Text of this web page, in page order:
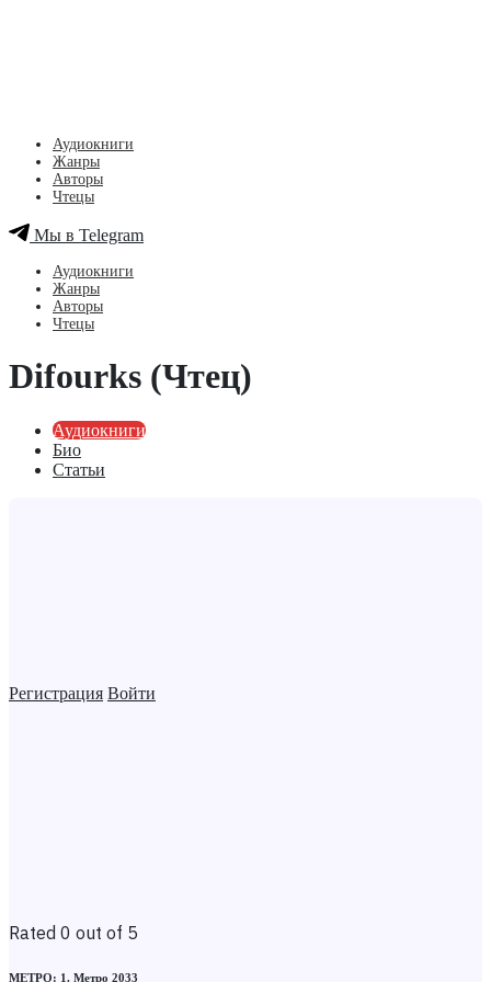
Регистрация Войти
Аудиокниги
Жанры
Авторы
Чтецы
Мы в Telegram
Аудиокниги
Жанры
Авторы
Чтецы
Difourks (Чтец)
Аудиокниги
Био
Статьи
Rated 0 out of 5
МЕТРО: 1. Метро 2033